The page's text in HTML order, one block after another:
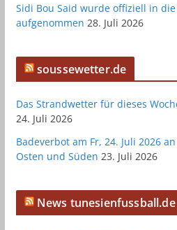
Sidi Bou Said wurde offiziell in
aufgenommen 28. Juli 2026
soussewetter.de
Das Strandwetter für dieses
24. Juli 2026
Badeverbot am Fr, 24. Juli 2026
Osten und Süden 23. Juli 2026
News tunesienfussball.de